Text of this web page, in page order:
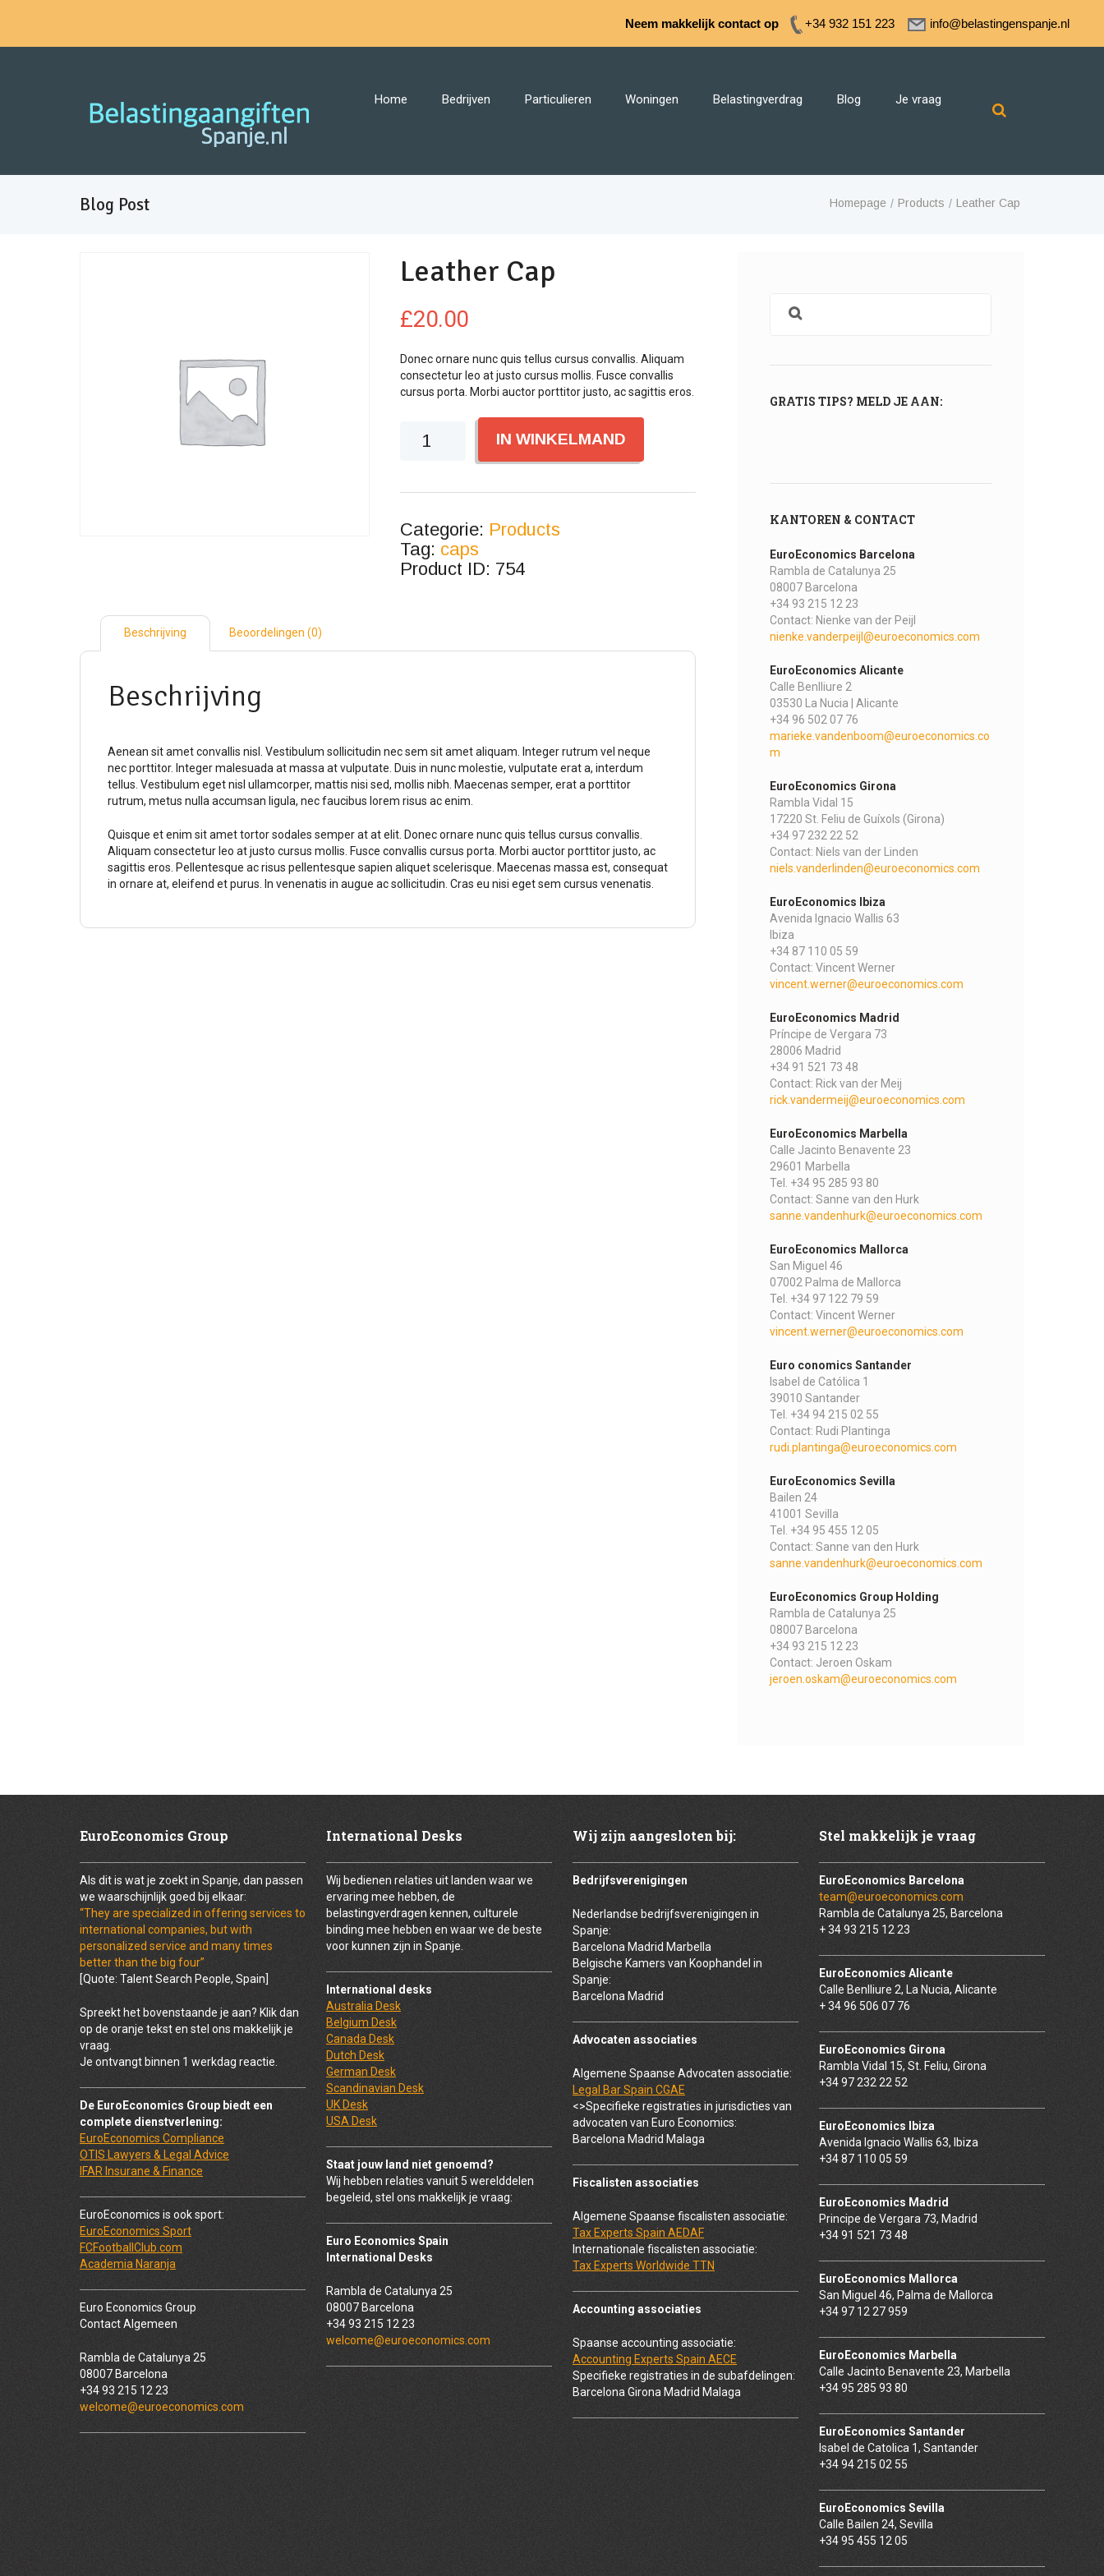
Neem makkelijk contact op +34 932 151 223 info@belastingenspanje.nl
Home Bedrijven Particulieren Woningen Belastingverdrag Blog Je vraag
Homepage Products Leather Cap
Blog Post
Leather Cap
£20.00
Donec ornare nunc quis tellus cursus convallis. Aliquam
consectetur leo at justo cursus mollis. Fusce convallis
cursus porta. Morbi auctor porttitor justo, ac sagittis eros.
Aantal IN WINKELMAND
Categorie: Products
Tag: caps
Product ID: 754
Beschrijving Beoordelingen (0)
Beschrijving
Aenean sit amet convallis nisl. Vestibulum sollicitudin nec sem sit amet aliquam. Integer rutrum vel neque
nec porttitor. Integer malesuada at massa at vulputate. Duis in nunc molestie, vulputate erat a, interdum
tellus. Vestibulum eget nisl ullamcorper, mattis nisi sed, mollis nibh. Maecenas semper, erat a porttitor
rutrum, metus nulla accumsan ligula, nec faucibus lorem risus ac enim.
Quisque et enim sit amet tortor sodales semper at at elit. Donec ornare nunc quis tellus cursus convallis.
Aliquam consectetur leo at justo cursus mollis. Fusce convallis cursus porta. Morbi auctor porttitor justo, ac
sagittis eros. Pellentesque ac risus pellentesque sapien aliquet scelerisque. Maecenas massa est, consequat
in ornare at, eleifend et purus. In venenatis in augue ac sollicitudin. Cras eu nisi eget sem cursus venenatis.
GRATIS TIPS? MELD JE AAN:
KANTOREN & CONTACT
EuroEconomics Barcelona
Rambla de Catalunya 25
08007 Barcelona
+34 93 215 12 23
Contact: Nienke van der Peijl
nienke.vanderpeijl@euroeconomics.com
EuroEconomics Alicante
Calle Benlliure 2
03530 La Nucia | Alicante
+34 96 502 07 76
marieke.vandenboom@euroeconomics.co
m
EuroEconomics Girona
Rambla Vidal 15
17220 St. Feliu de Guíxols (Girona)
+34 97 232 22 52
Contact: Niels van der Linden
niels.vanderlinden@euroeconomics.com
EuroEconomics Ibiza
Avenida Ignacio Wallis 63
Ibiza
+34 87 110 05 59
Contact: Vincent Werner
vincent.werner@euroeconomics.com
EuroEconomics Madrid
Príncipe de Vergara 73
28006 Madrid
+34 91 521 73 48
Contact: Rick van der Meij
rick.vandermeij@euroeconomics.com
EuroEconomics Marbella
Calle Jacinto Benavente 23
29601 Marbella
Tel. +34 95 285 93 80
Contact: Sanne van den Hurk
sanne.vandenhurk@euroeconomics.com
EuroEconomics Mallorca
San Miguel 46
07002 Palma de Mallorca
Tel. +34 97 122 79 59
Contact: Vincent Werner
vincent.werner@euroeconomics.com
Euro conomics Santander
Isabel de Católica 1
39010 Santander
Tel. +34 94 215 02 55
Contact: Rudi Plantinga
rudi.plantinga@euroeconomics.com
EuroEconomics Sevilla
Bailen 24
41001 Sevilla
Tel. +34 95 455 12 05
Contact: Sanne van den Hurk
sanne.vandenhurk@euroeconomics.com
EuroEconomics Group Holding
Rambla de Catalunya 25
08007 Barcelona
+34 93 215 12 23
Contact: Jeroen Oskam
jeroen.oskam@euroeconomics.com
EuroEconomics Group
Als dit is wat je zoekt in Spanje, dan passen
we waarschijnlijk goed bij elkaar:
“They are specialized in offering services to
international companies, but with
personalized service and many times
better than the big four”
[Quote: Talent Search People, Spain]
Spreekt het bovenstaande je aan? Klik dan
op de oranje tekst en stel ons makkelijk je
vraag.
Je ontvangt binnen 1 werkdag reactie.
De EuroEconomics Group biedt een
complete dienstverlening:
EuroEconomics Compliance
OTIS Lawyers & Legal Advice
IFAR Insurane & Finance
EuroEconomics is ook sport:
EuroEconomics Sport
FCFootballClub.com
Academia Naranja
Euro Economics Group
Contact Algemeen
Rambla de Catalunya 25
08007 Barcelona
+34 93 215 12 23
welcome@euroeconomics.com
International Desks
Wij bedienen relaties uit landen waar we
ervaring mee hebben, de
belastingverdragen kennen, culturele
binding mee hebben en waar we de beste
voor kunnen zijn in Spanje.
International desks
Australia Desk
Belgium Desk
Canada Desk
Dutch Desk
German Desk
Scandinavian Desk
UK Desk
USA Desk
Staat jouw land niet genoemd?
Wij hebben relaties vanuit 5 werelddelen
begeleid, stel ons makkelijk je vraag:
Euro Economics Spain
International Desks
Rambla de Catalunya 25
08007 Barcelona
+34 93 215 12 23
welcome@euroeconomics.com
Wij zijn aangesloten bij:
Bedrijfsverenigingen
Nederlandse bedrijfsverenigingen in
Spanje:
Barcelona Madrid Marbella
Belgische Kamers van Koophandel in
Spanje:
Barcelona Madrid
Advocaten associaties
Algemene Spaanse Advocaten associatie:
Legal Bar Spain CGAE
<>Specifieke registraties in jurisdicties van
advocaten van Euro Economics:
Barcelona Madrid Malaga
Fiscalisten associaties
Algemene Spaanse fiscalisten associatie:
Tax Experts Spain AEDAF
Internationale fiscalisten associatie:
Tax Experts Worldwide TTN
Accounting associaties
Spaanse accounting associatie:
Accounting Experts Spain AECE
Specifieke registraties in de subafdelingen:
Barcelona Girona Madrid Malaga
Stel makkelijk je vraag
EuroEconomics Barcelona
team@euroeconomics.com
Rambla de Catalunya 25, Barcelona
+ 34 93 215 12 23
EuroEconomics Alicante
Calle Benlliure 2, La Nucia, Alicante
+ 34 96 506 07 76
EuroEconomics Girona
Rambla Vidal 15, St. Feliu, Girona
+34 97 232 22 52
EuroEconomics Ibiza
Avenida Ignacio Wallis 63, Ibiza
+34 87 110 05 59
EuroEconomics Madrid
Principe de Vergara 73, Madrid
+34 91 521 73 48
EuroEconomics Mallorca
San Miguel 46, Palma de Mallorca
+34 97 12 27 959
EuroEconomics Marbella
Calle Jacinto Benavente 23, Marbella
+34 95 285 93 80
EuroEconomics Santander
Isabel de Catolica 1, Santander
+34 94 215 02 55
EuroEconomics Sevilla
Calle Bailen 24, Sevilla
+34 95 455 12 05